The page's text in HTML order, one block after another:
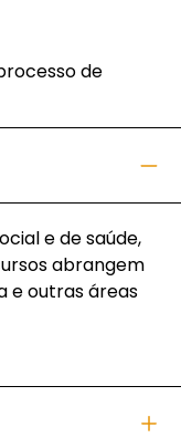
de
e de saúde,
abrangem
e outras áreas